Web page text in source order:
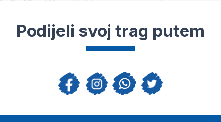
Podijeli svoj trag putem